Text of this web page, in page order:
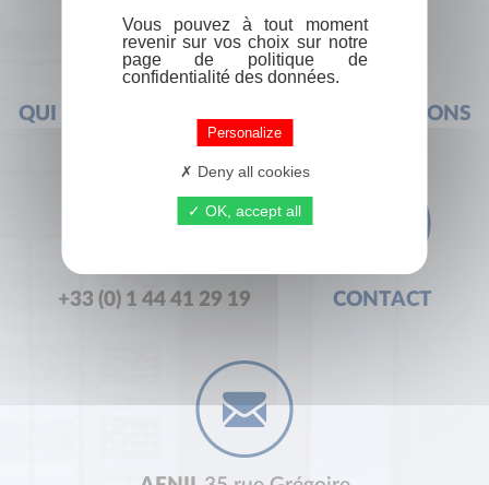
QUI SOMMES-NOUS ? FOIRE AUX QUESTIONS
+33 (0) 1 44 41 29 19 CONTACT
Vous pouvez à tout moment
revenir sur vos choix sur notre
page de politique de
confidentialité des données.
Personalize
Deny all cookies
OK, accept all